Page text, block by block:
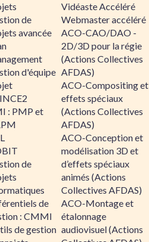
de
avancée
d'équipe
: PMP et
de
de
: CMMI
de gestion
Vidéaste Accéléré
Webmaster accéléré
ACO-CAO/DAO -
2D/3D pour la régie
(Actions Collectives
AFDAS)
ACO-Compositing et
effets spéciaux
(Actions Collectives
AFDAS)
ACO-Conception et
modélisation 3D et
d’effets spéciaux
animés (Actions
Collectives AFDAS)
ACO-Montage et
étalonnage
audiovisuel (Actions